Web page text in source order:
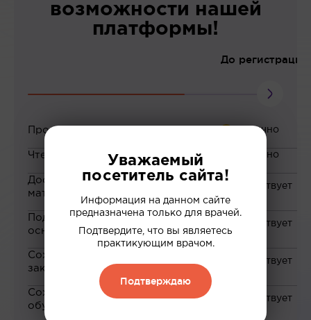
возможности нашей
платформы!
До регистрации
Просмотр вебинаров
Чтение статей
Доступ к закрытым
материалам
Подборка материалов на
основе ваших интересов
Сохранение материалов в
закладки
Сохранение прогресса по
обучению
Уважаемый
посетитель сайта!
Информация на данном сайте
предназначена только для врачей.
Подтвердите, что вы являетесь
практикующим врачом.
Подтверждаю